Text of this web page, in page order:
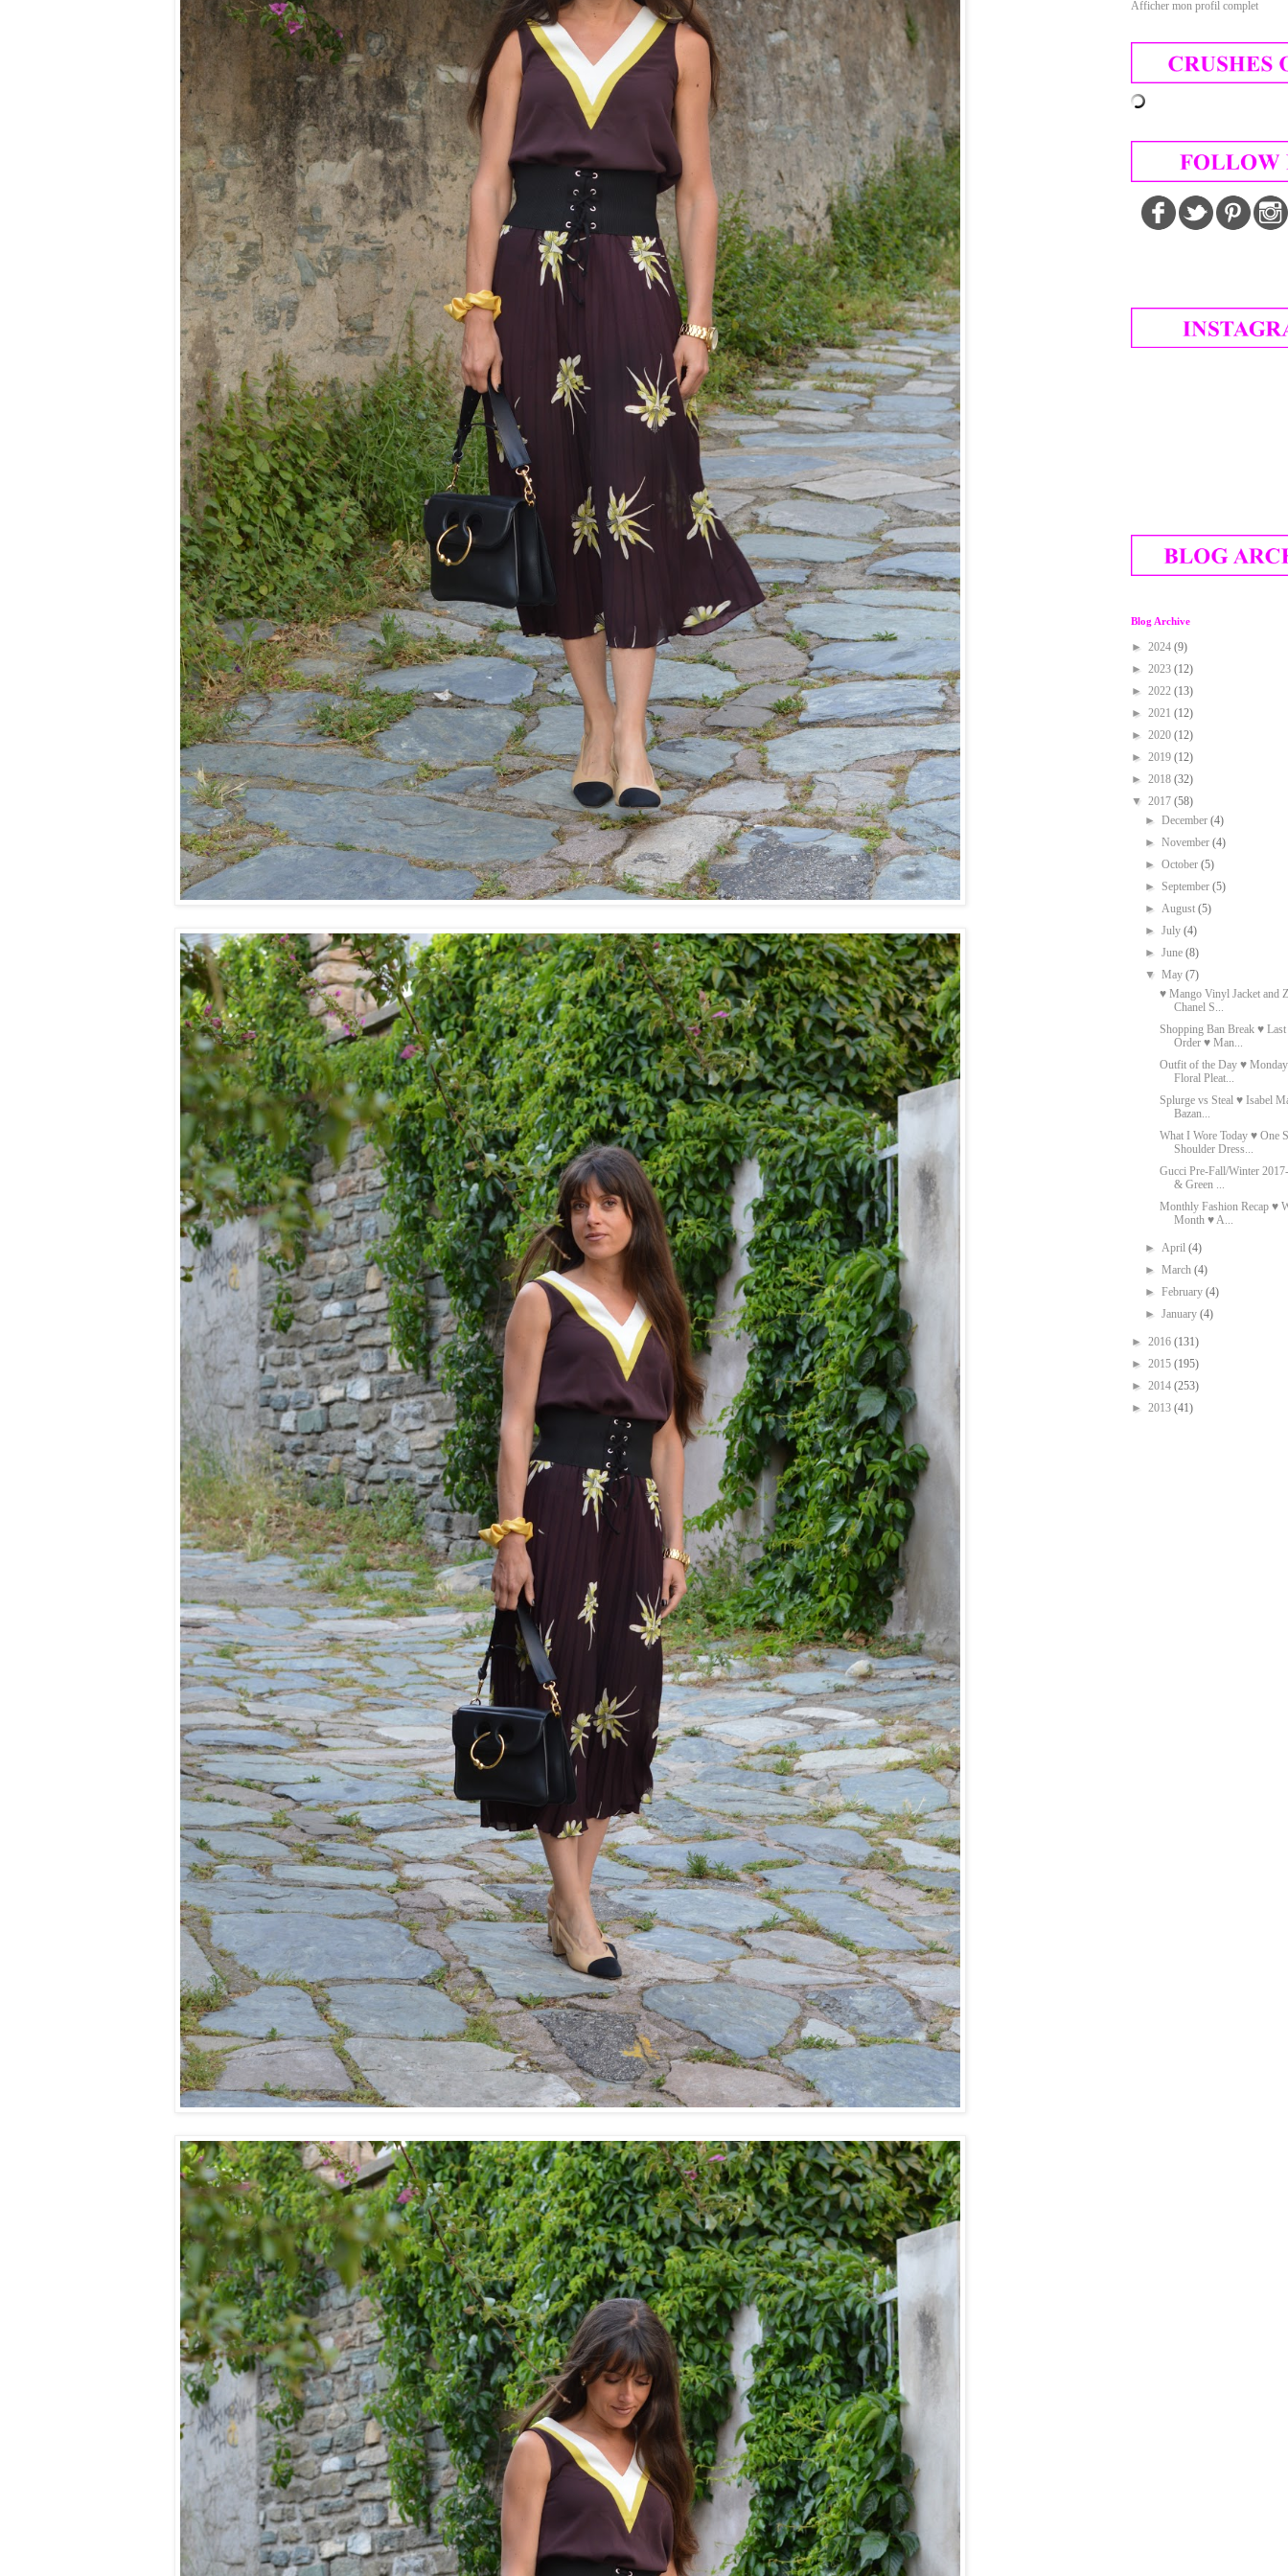
Afficher mon profil complet
Blog Archive
► 2024 (9)
► 2023 (12)
► 2022 (13)
► 2021 (12)
► 2020 (12)
► 2019 (12)
► 2018 (32)
▼ 2017 (58)
►December(4)
►November(4)
►October(5)
► September(5)
►August(5)
►July(4)
►June(8)
▼May(7)
♥ Mango Vinyl Jacket and
Chanel S...
Shopping Ban Break ♥
Order ♥ Man...
Outfit of the Day ♥
Floral Pleat...
Splurge vs Steal ♥ Isabel
Bazan...
What I Wore Today ♥ One
Shoulder Dress...
Gucci Pre-Fall/Winter
& Green ...
Monthly Fashion Recap ♥
Month ♥ A...
►April(4)
►March(4)
►February(4)
►January(4)
► 2016 (131)
► 2015 (195)
► 2014 (253)
► 2013 (41)